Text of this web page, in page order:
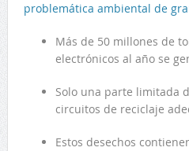
problemática ambiental de
Más de 50 millones de
electrónicos al año se
Solo una parte limitada
circuitos de reciclaje
Estos desechos